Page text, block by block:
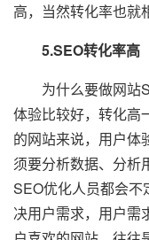
高，当然转化率也就
5.SEO转化率高
为什么要做网站
体验比较好，转化高
的网站来说，用户体
须要分析数据、分析
SEO优化人员都会
决用户需求，用户需